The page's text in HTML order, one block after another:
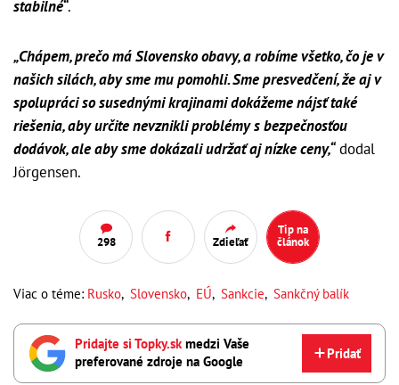
stabilné“.
„Chápem, prečo má Slovensko obavy, a robíme všetko, čo je v
našich silách, aby sme mu pomohli. Sme presvedčení, že aj v
spolupráci so susednými krajinami dokážeme nájsť také
riešenia, aby určite nevznikli problémy s bezpečnosťou
dodávok, ale aby sme dokázali udržať aj nízke ceny,“dodal
Jörgensen.
298 Zdieľať
Tip na
článok
Viac o téme: Rusko, Slovensko, EÚ, Sankcie, Sankčný balík
Pridajte si Topky.skmedzi Vaše
preferované zdroje na Google
Pridať